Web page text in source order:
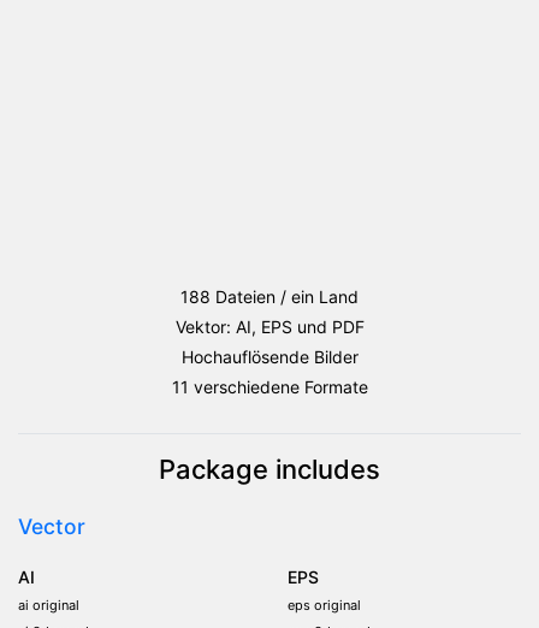
188 Dateien / ein Land
Vektor: AI, EPS und PDF
Hochauflösende Bilder
11 verschiedene Formate
Package includes
Vector
AI
ai original
EPS
eps original